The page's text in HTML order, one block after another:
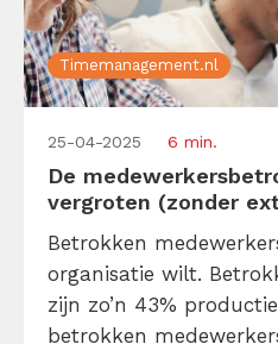
Timemanagement.nl
25-04-2025 6 min.
De
vergroten (zonder
Betrokken
organisatie wilt.
zijn zo’n 43%
betrokken